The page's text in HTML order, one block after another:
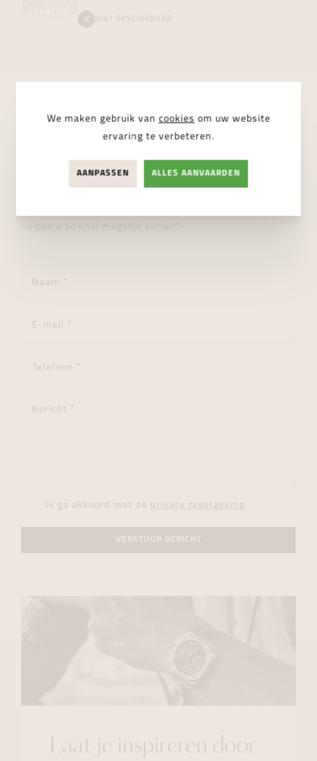
NIET BESCHIKBAAR
STUUR ONS EEN BERICHT
Wij helpen je graag verder!
helpen u zo snel mogelijk verder."
Ik ga akkoord met de privacy regelgeving
VERSTUUR BERICHT
Laat je inspireren door
We maken gebruik van cookies om uw website
ervaring te verbeteren.
AANPASSEN ALLES AANVAARDEN